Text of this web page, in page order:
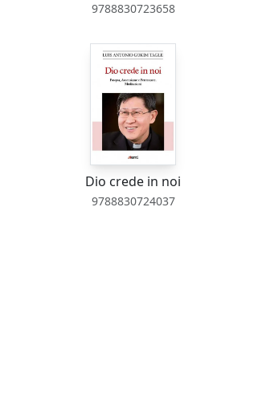
9788830723658
Dio crede in noi
9788830724037